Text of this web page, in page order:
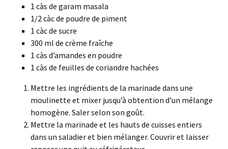
1 càs de garam masala
1/2 càc de poudre de piment
1 càc de sucre
300 ml de crème fraîche
1 càs d’amandes en poudre
1 càs de feuilles de coriandre hachées
Mettre les ingrédients de la marinade dans une
moulinette et mixer jusqu’à obtention d’un mélange
homogène. Saler selon son goût.
Mettre la marinade et les hauts de cuisses entiers
dans un saladier et bien mélanger. Couvrir et laisser